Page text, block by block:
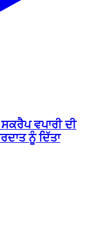
ਵਪਾਰੀ ਦੀ
ਨੂੰ ਦਿੱਤਾ